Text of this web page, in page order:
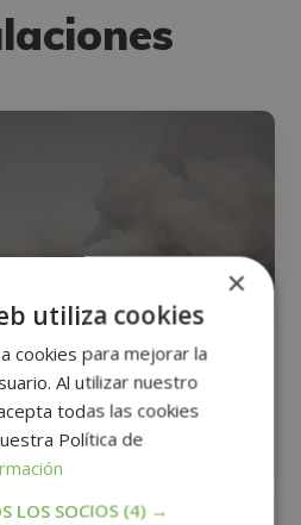
×
utiliza cookies
cookies para mejorar la
Al utilizar nuestro
todas las cookies
Política de
LOS SOCIOS (4) →